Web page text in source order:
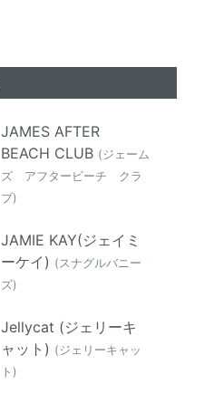
JAMES AFTER
BEACH CLUB (ジェーム
ズ アフタービーチ クラ
ブ)
JAMIE KAY(ジェイミ
ーケイ) (スナグルバニー
ズ)
Jellycat (ジェリーキ
ャット) (ジェリーキャッ
ト)